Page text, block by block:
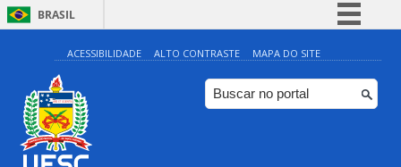
BRASIL
Simplifique!
Comunica BR
Participe
ACESSIBILIDADE ALTO CONTRASTE MAPA DO SITE